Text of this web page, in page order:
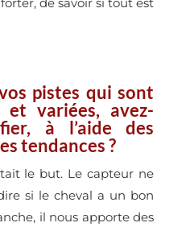
de savoir si tout est
pistes qui sont
et variées, avez-
à l’aide des
tendances ?
le but. Le capteur ne
si le cheval a un bon
il nous apporte des